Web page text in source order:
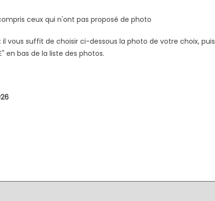
ceux qui n'ont pas proposé de photo
il vous suffit de choisir ci-dessous la photo de votre choix, puis
en bas de la liste des photos.